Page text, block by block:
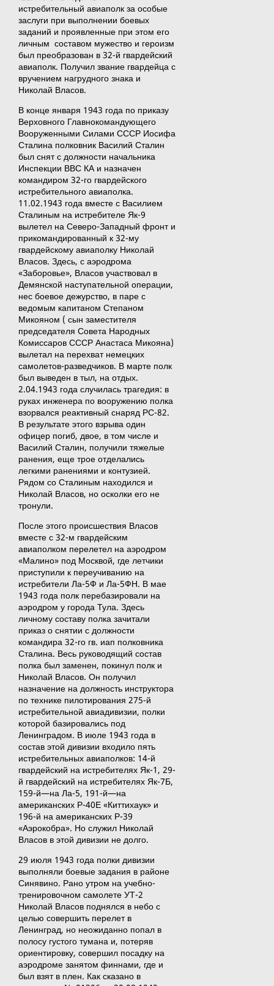
истребительный авиаполк за особые
заслуги при выполнении боевых
заданий и проявленные при этом его
личным составом мужество и героизм
был преобразован в 32-й гвардейский
авиаполк. Получил звание гвардейца с
вручением нагрудного знака и
Николай Власов.
В конце января 1943 года по приказу
Верховного Главнокомандующего
Вооруженными Силами СССР Иосифа
Сталина полковник Василий Сталин
был снят с должности начальника
Инспекции ВВС КА и назначен
командиром 32-го гвардейского
истребительного авиаполка.
11.02.1943 года вместе с Василием
Сталиным на истребителе Як-9
вылетел на Северо-Западный фронт и
прикомандированный к 32-му
гвардейскому авиаполку Николай
Власов. Здесь, с аэродрома
«Заборовье», Власов участвовал в
Демянской наступательной операции,
нес боевое дежурство, в паре с
ведомым капитаном Степаном
Микояном ( сын заместителя
председателя Совета Народных
Комиссаров СССР Анастаса Микояна)
вылетал на перехват немецких
самолетов-разведчиков. В марте полк
был выведен в тыл, на отдых.
2.04.1943 года случилась трагедия: в
руках инженера по вооружению полка
взорвался реактивный снаряд РС-82.
В результате этого взрыва один
офицер погиб, двое, в том числе и
Василий Сталин, получили тяжелые
ранения, еще трое отделались
легкими ранениями и контузией.
Рядом со Сталиным находился и
Николай Власов, но осколки его не
тронули.
После этого происшествия Власов
вместе с 32-м гвардейским
авиаполком перелетел на аэродром
«Малино» под Москвой, где летчики
приступили к переучиванию на
истребители Ла-5Ф и Ла-5ФН. В мае
1943 года полк перебазировали на
аэродром у города Тула. Здесь
личному составу полка зачитали
приказ о снятии с должности
командира 32-го гв. иап полковника
Сталина. Весь руководящий состав
полка был заменен, покинул полк и
Николай Власов. Он получил
назначение на должность инструктора
по технике пилотирования 275-й
истребительной авиадивизии, полки
которой базировались под
Ленинградом. В июле 1943 года в
состав этой дивизии входило пять
истребительных авиаполков: 14-й
гвардейский на истребителях Як-1, 29-
й гвардейский на истребителях Як-7Б,
159-й—на Ла-5, 191-й—на
американских Р-40Е «Киттихаук» и
196-й на американских Р-39
«Аэрокобра». Но служил Николай
Власов в этой дивизии не долго.
29 июля 1943 года полки дивизии
выполняли боевые задания в районе
Синявино. Рано утром на учебно-
тренировочном самолете УТ-2
Николай Власов поднялся в небо с
целью совершить перелет в
Ленинград, но неожиданно попал в
полосу густого тумана и, потеряв
ориентировку, совершил посадку на
аэродроме занятом финнами, где и
был взят в плен. Как сказано в